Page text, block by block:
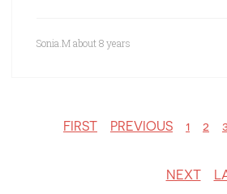
Sonia.Mabout 8 years
FIRST PREVIOUS 1 2
NEXT